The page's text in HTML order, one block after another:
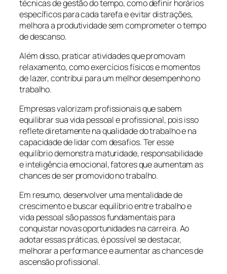
técnicas de gestão do tempo, como definir horários
específicos para cada tarefa e evitar distrações,
melhora a produtividade sem comprometer o tempo
de descanso.
Além disso, praticar atividades que promovam
relaxamento, como exercícios físicos e momentos
de lazer, contribui para um melhor desempenho no
trabalho.
Empresas valorizam profissionais que sabem
equilibrar sua vida pessoal e profissional, pois isso
reflete diretamente na qualidade do trabalho e na
capacidade de lidar com desafios. Ter esse
equilíbrio demonstra maturidade, responsabilidade
e inteligência emocional, fatores que aumentam as
chances de ser promovido no trabalho.
Em resumo, desenvolver uma mentalidade de
crescimento e buscar equilíbrio entre trabalho e
vida pessoal são passos fundamentais para
conquistar novas oportunidades na carreira. Ao
adotar essas práticas, é possível se destacar,
melhorar a performance e aumentar as chances de
ascensão profissional.